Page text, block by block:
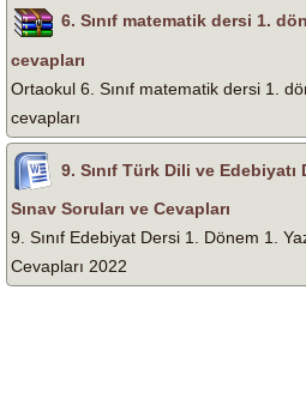
6. Sınıf matematik dersi 1.
cevapları
Ortaokul 6. Sınıf matematik dersi 1.
cevapları
9. Sınıf Türk Dili ve Edebiyatı
Sınav Soruları ve Cevapları
9. Sınıf Edebiyat Dersi 1. Dönem 1.
Cevapları 2022